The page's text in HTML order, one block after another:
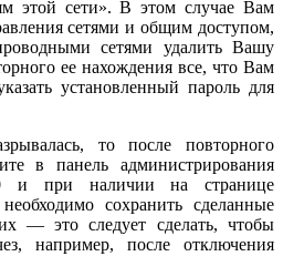
этой сети». В этом случае Вам
сетями и общим доступом,
сетями удалить Вашу
ее нахождения все, что Вам
установленный пароль для
то после повторного
в панель администрирования
и при наличии на странице
сохранить сделанные
— это следует сделать, чтобы
например, после отключения